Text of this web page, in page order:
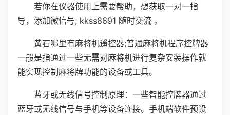
若你在仪器使用上需要帮助，想获取一对一指
导，添加微信号; kkss8691 随时交流 。
黄石哪里有麻将机遥控器;普通麻将机程序控牌器
一般是指通过一些无需对麻将机进行复杂安装操作就
能实现控制麻将牌功能的设备或工具。
蓝牙或无线信号控制原理：一些智能控牌器通过
蓝牙或无线信号与手机等设备连接。手机端软件预设